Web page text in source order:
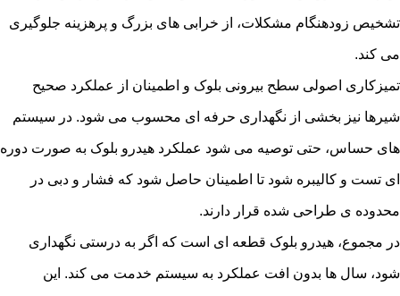
تشخیص زودهنگام مشکلات، از خرابی های بزرگ و پرهزینه جلوگیری
می کند.
تمیزکاری اصولی سطح بیرونی بلوک و اطمینان از عملکرد صحیح
شیرها نیز بخشی از نگهداری حرفه ای محسوب می شود. در سیستم
های حساس، حتی توصیه می شود عملکرد هیدرو بلوک به صورت دوره
ای تست و کالیبره شود تا اطمینان حاصل شود که فشار و دبی در
محدوده ی طراحی شده قرار دارند.
در مجموع، هیدرو بلوک قطعه ای است که اگر به درستی نگهداری
شود، سال ها بدون افت عملکرد به سیستم خدمت می کند. این